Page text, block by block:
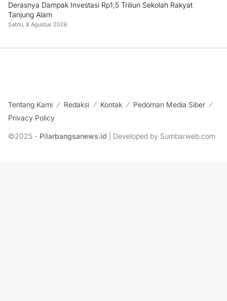
Derasnya Dampak Investasi Rp1,5 Triliun Sekolah Rakyat
Tanjung Alam
Sabtu, 8 Agustus 2026
Tentang Kami Redaksi Kontak
Pedoman Media Siber
Privacy Policy
©2025 - Pilarbangsanews.id | Developed by Sumbarweb.com